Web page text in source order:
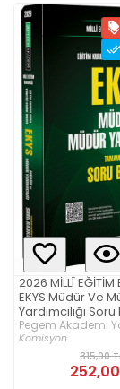
2026 MİLLÎ EĞİTİM
EKYS Müdür Ve
Yardımcılığı
Pegem Akademi
Komisyon
315,00